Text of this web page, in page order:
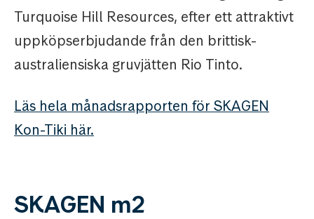
Turquoise Hill Resources, efter ett attraktivt
uppköpserbjudande från den brittisk-
australiensiska gruvjätten Rio Tinto.
Läs hela månadsrapporten för SKAGEN
Kon-Tiki här.
SKAGEN m2